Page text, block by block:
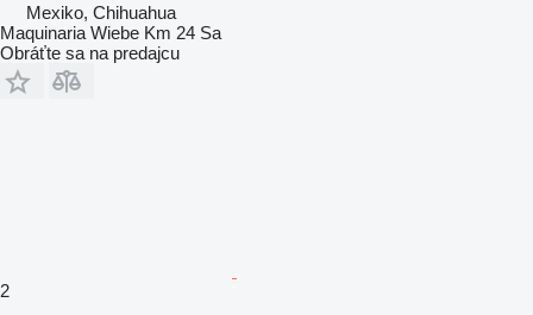
Mexiko, Chihuahua
Maquinaria Wiebe Km 24 Sa
Obráťte sa na predajcu
2